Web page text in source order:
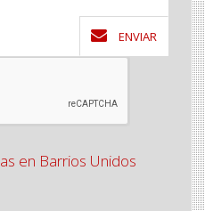
ENVIAR
en Barrios Unidos